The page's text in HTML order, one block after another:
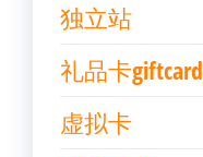
独立站
礼品卡giftcard
虚拟卡